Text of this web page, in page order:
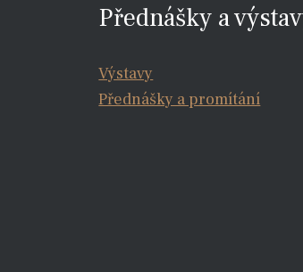
Přednášky a
Výstavy
Přednášky a promítání